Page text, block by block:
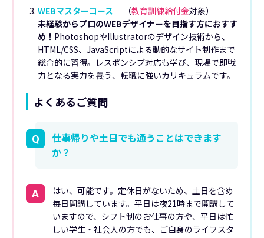
WEBマスターコース
（教育訓練給付金対象）
未経験からプロのWEBデザイナーを目指す方におすす
め！ PhotoshopやIllustratorのデザイン技術から、
HTML/CSS、JavaScriptによる動的なサイト制作まで
総合的に習得。レスポンシブ対応も学び、現場で即戦
力となる実力を養う、転職に強いカリキュラムです。
よくあるご質問
Q
仕事帰りや土日でも通うことはできます
か？
A
はい、可能です。定休日がないため、土日を含め
毎日開講しています。平日は夜21時まで開講して
いますので、シフト制のお仕事の方や、平日は忙
しい学生・社会人の方でも、ご自身のライフスタ